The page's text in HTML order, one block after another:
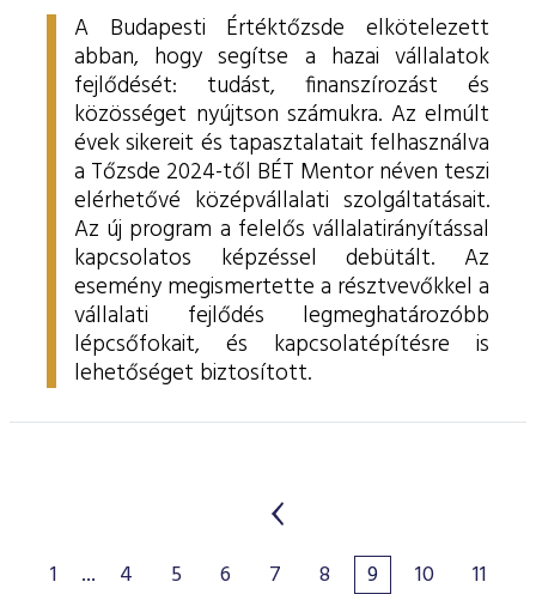
A Budapesti Értéktőzsde elkötelezett
abban, hogy segítse a hazai vállalatok
fejlődését: tudást, finanszírozást és
közösséget nyújtson számukra. Az elmúlt
évek sikereit és tapasztalatait felhasználva
a Tőzsde 2024-től BÉT Mentor néven teszi
elérhetővé középvállalati szolgáltatásait.
Az új program a felelős vállalatirányítással
kapcsolatos képzéssel debütált. Az
esemény megismertette a résztvevőkkel a
vállalati fejlődés legmeghatározóbb
lépcsőfokait, és kapcsolatépítésre is
lehetőséget biztosított.
1 ... 4 5 6 7 8 9 10
11